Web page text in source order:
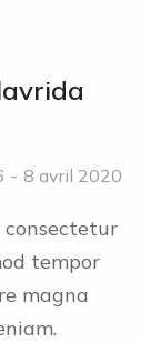
8 avril 2020
consectetur
tempor
magna